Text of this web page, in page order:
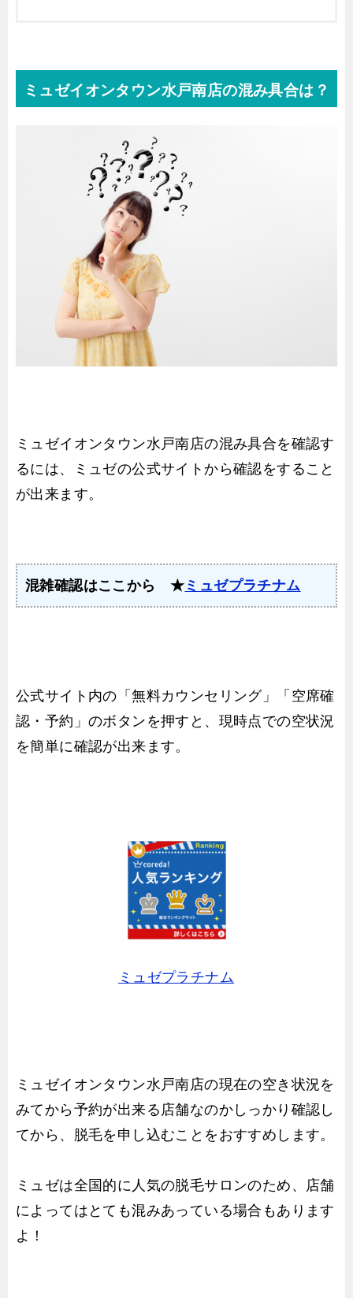
ミュゼイオンタウン水戸南店の混み具合は？
ミュゼイオンタウン水戸南店の混み具合を確認す
るには、ミュゼの公式サイトから確認をすること
が出来ます。
混雑確認はここから ★ ミュゼプラチナム
公式サイト内の「無料カウンセリング」「空席確
認・予約」のボタンを押すと、現時点での空状況
を簡単に確認が出来ます。
ミュゼプラチナム
ミュゼイオンタウン水戸南店の現在の空き状況を
みてから予約が出来る店舗なのかしっかり確認し
てから、脱毛を申し込むことをおすすめします。
ミュゼは全国的に人気の脱毛サロンのため、店舗
によってはとても混みあっている場合もあります
よ！